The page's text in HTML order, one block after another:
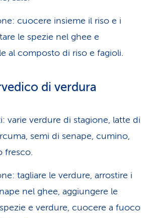
cuocere insieme il riso e i
le spezie nel ghee e
al composto di riso e fagioli.
di verdura
varie verdure di stagione, latte di
semi di senape, cumino,
fresco.
tagliare le verdure, arrostire i
nel ghee, aggiungere le
e verdure, cuocere a fuoco